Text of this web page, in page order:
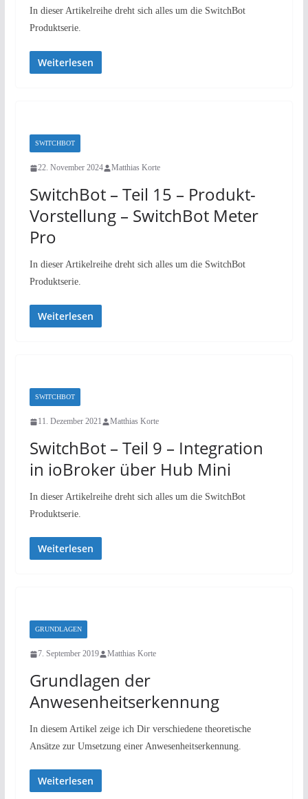
In dieser Artikelreihe dreht sich alles um die SwitchBot
Produktserie.
Weiterlesen
SWITCHBOT
22. November 2024 Matthias Korte
SwitchBot – Teil 15 – Produkt-
Vorstellung – SwitchBot Meter
Pro
In dieser Artikelreihe dreht sich alles um die SwitchBot
Produktserie.
Weiterlesen
SWITCHBOT
11. Dezember 2021 Matthias Korte
SwitchBot – Teil 9 – Integration
in ioBroker über Hub Mini
In dieser Artikelreihe dreht sich alles um die SwitchBot
Produktserie.
Weiterlesen
GRUNDLAGEN
7. September 2019 Matthias Korte
Grundlagen der
Anwesenheitserkennung
In diesem Artikel zeige ich Dir verschiedene theoretische
Ansätze zur Umsetzung einer Anwesenheitserkennung.
Weiterlesen